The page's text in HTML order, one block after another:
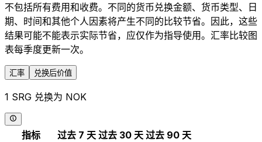
不包括所有费用和收费。不同的货币兑换金额、货币类型、日
期、时间和其他个人因素将产生不同的比较节省。因此，这些
结果可能不能表示实际节省，应仅作为指导使用。汇率比较图
表每季度更新一次。
汇率 兑换后价值
1 SRG 兑换为 NOK
指标 过去 7 天 过去 30 天 过去 90 天